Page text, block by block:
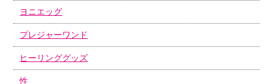
ヨニエッグ
プレジャーワンド
ヒーリンググッズ
性